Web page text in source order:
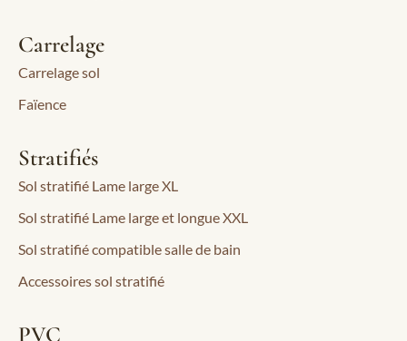
Carrelage
Carrelage sol
Faïence
Stratifiés
Sol stratifié Lame large XL
Sol stratifié Lame large et longue XXL
Sol stratifié compatible salle de bain
Accessoires sol stratifié
PVC